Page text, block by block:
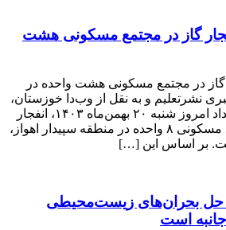
گاز در مجتمع مسکونی هشت
گاز در مجتمع مسکونی هشت واحده در
نشرتعلیم و به نقل از وب‌دا خوزستان،
ساعت ۷ و ۴۲ دقیقه بامداد امروز شنبه ۲۰ بهمن‌ماه ۱۴۰۳، انفجار
در طبقه سوم یک مجتمع مسکونی ۸ واحده در منطقه سپیدار اهواز،
بر اساس این […]
حل بحران‌های زیست‌محیطی
است